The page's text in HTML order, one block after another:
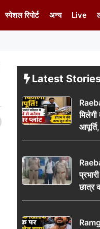
स्पेशल रिपोर्ट अन्य Live
Latest
छात्र
बैग,
पुलिस